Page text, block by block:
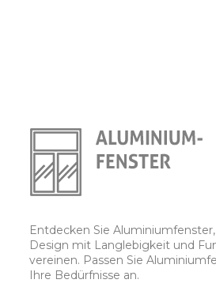
Entdecken Sie
Design mit Langlebigkeit und
vereinen. Passen Sie
Ihre Bedürfnisse an.